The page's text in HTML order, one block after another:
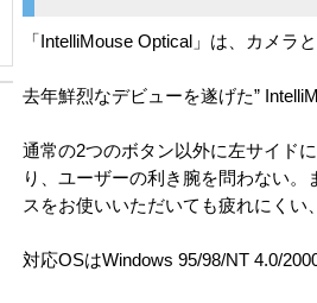
「IntelliMouse Optical」は、カメラ
去年鮮烈なデビューを遂げた”
通常の2つのボタン以外に左サイド
り、ユーザーの利き腕を問わない
スをお使いいただいても疲れにくい
対応OSはWindows 95/98/NT 4.0/